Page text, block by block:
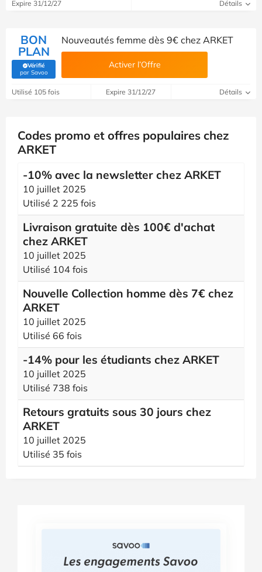
Expire 31/12/27 Détails
BON
PLAN
Vérifié
par Savoo(Vérifié par Savoo)
Nouveautés femme dès 9€ chez ARKET
Activer l’Offre
Utilisé 105 fois Expire 31/12/27 Détails
Codes promo et offres populaires chez
ARKET
-10% avec la newsletter chez ARKET
10 juillet 2025
Utilisé 2 225 fois
Livraison gratuite dès 100€ d'achat
chez ARKET
10 juillet 2025
Utilisé 104 fois
Nouvelle Collection homme dès 7€ chez
ARKET
10 juillet 2025
Utilisé 66 fois
-14% pour les étudiants chez ARKET
10 juillet 2025
Utilisé 738 fois
Retours gratuits sous 30 jours chez
ARKET
10 juillet 2025
Utilisé 35 fois